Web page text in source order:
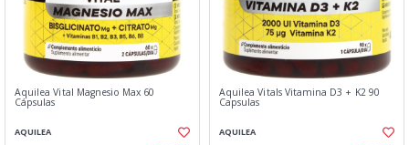
Aquilea Vital Magnesio Max 60
Cápsulas
AQUILEA
Aquilea Vitals Vitamina D3 + K2 90
Capsulas
AQUILEA